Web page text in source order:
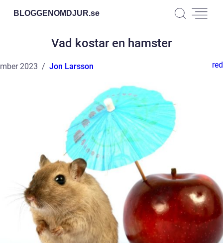
BLOGGENOMDJUR.se
Vad kostar en hamster
2023 Jon Larsson